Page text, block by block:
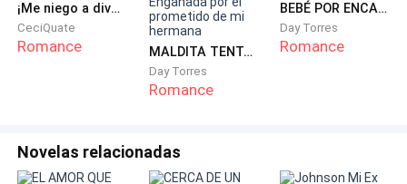
por el sueldo, sino por la oportunidad de cazar algo
mucho más valioso que una propina.
​—Está bien —cedió Camila, suavizando el tono y
Lo haré. Pero si se me rompe una uña el primer día,
será tu culpa.
¡Me niego a divorciarme!
CeciQuate
Romance MALDITA TENTACIÓN. Engañada por el prometido de mi hermana
Day Torres
Romance
BEBÉ POR ENCARGO
Day Torres
Romance
Novelas relacionadas